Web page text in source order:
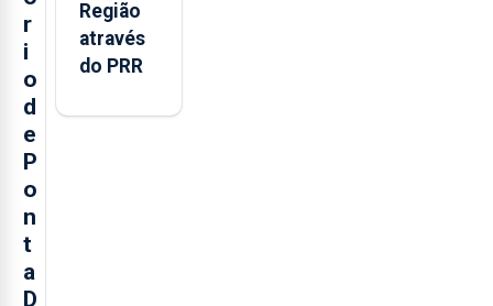
r
i
o
d
e
P
o
n
t
a
D
Região
através
do PRR